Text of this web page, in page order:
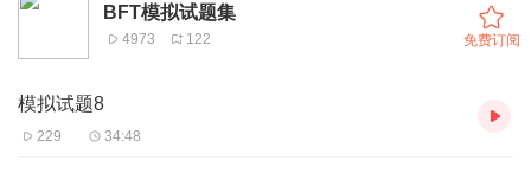
BFT模拟试题集
4973 122 免费订阅
模拟试题8
229 34:48